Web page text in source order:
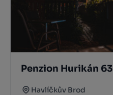
Penzion Hurikán 63
Havlíčkův Brod